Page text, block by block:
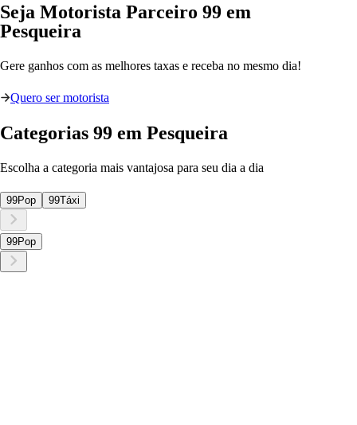
Seja Motorista Parceiro 99 em
Pesqueira
Gere ganhos com as melhores taxas e receba no mesmo dia!
Quero ser motorista
Categorias 99 em Pesqueira
Escolha a categoria mais vantajosa para seu dia a dia
99Pop 99Táxi
99Pop